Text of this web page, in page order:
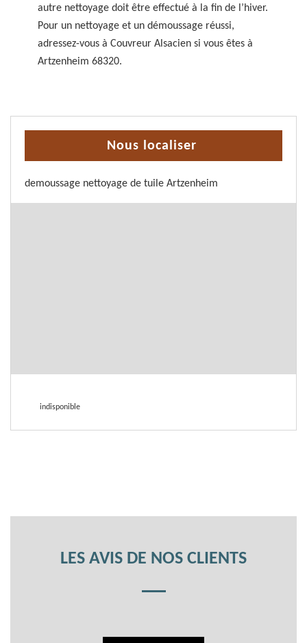
autre nettoyage doit être effectué à la fin de l’hiver.
Pour un nettoyage et un démoussage réussi,
adressez-vous à Couvreur Alsacien si vous êtes à
Artzenheim 68320.
Nous localiser
demoussage nettoyage de tuile Artzenheim
indisponible
LES AVIS DE NOS CLIENTS